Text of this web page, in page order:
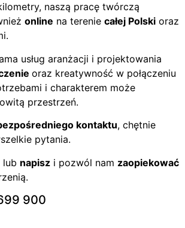
naszą pracę twórczą
online na terenie całej Polski oraz
usług aranżacji i projektowania
oraz kreatywność w połączeniu
i charakterem może
przestrzeń.
kontaktu, chętnie
pytania.
lub napisz i pozwól nam zaopiekować
900